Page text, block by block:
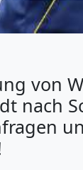
von
nach